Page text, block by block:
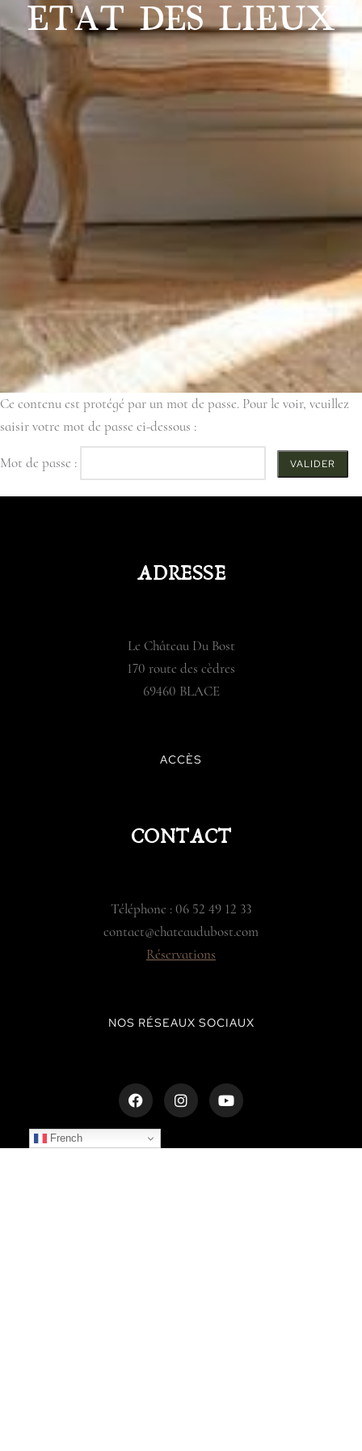
ETAT DES LIEUX
Ce contenu est protégé par un mot de passe. Pour le voir, veuillez
saisir votre mot de passe ci-dessous :
Mot de passe :
ADRESSE
Le Château Du Bost
170 route des cèdres
69460 BLACE
ACCÈS
CONTACT
Téléphone : 06 52 49 12 33
contact@chateaudubost.com
Réservations
NOS RÉSEAUX SOCIAUX
French